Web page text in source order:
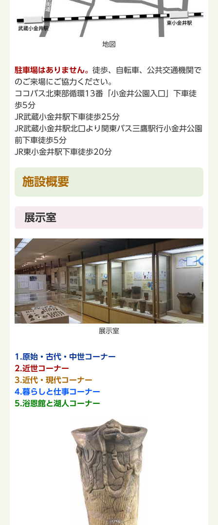
地図
駐車場はありません。 徒歩、自転車、公共交通機関で
のご来場にご協力ください。
ココバス北東部循環13番「小金井公園入口」下車徒
歩5分
JR武蔵小金井駅下車徒歩25分
JR武蔵小金井駅北口より関東バス三鷹駅行小金井公園
前下車徒歩5分
JR東小金井駅下車徒歩20分
施設概要
展示室
展示室
1.原始・古代・中世コーナー
2.近世コーナー
3.近代・ 現代コーナー
4.暮らしと仕事コーナー
5.浴恩館と湖人コーナー